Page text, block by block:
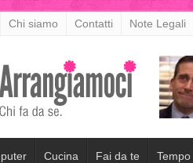
Chi siamo Contatti Note Legali
Cucina Fai da te